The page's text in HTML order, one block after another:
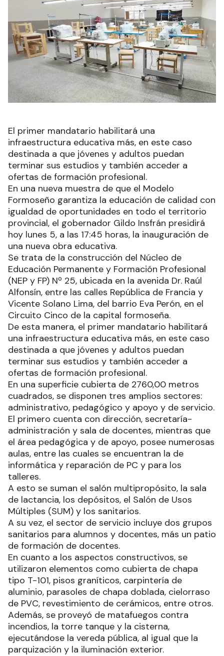
El primer mandatario habilitará una
infraestructura educativa más, en este caso
destinada a que jóvenes y adultos puedan
terminar sus estudios y también acceder a
ofertas de formación profesional.
En una nueva muestra de que el Modelo
Formoseño garantiza la educación de calidad con
igualdad de oportunidades en todo el territorio
provincial, el gobernador Gildo Insfrán presidirá
hoy lunes 5, a las 17:45 horas, la inauguración de
una nueva obra educativa.
Se trata de la construcción del Núcleo de
Educación Permanente y Formación Profesional
(NEP y FP) Nº 25, ubicada en la avenida Dr. Raúl
Alfonsín, entre las calles República de Francia y
Vicente Solano Lima, del barrio Eva Perón, en el
Circuito Cinco de la capital formoseña.
De esta manera, el primer mandatario habilitará
una infraestructura educativa más, en este caso
destinada a que jóvenes y adultos puedan
terminar sus estudios y también acceder a
ofertas de formación profesional.
En una superficie cubierta de 2760,00 metros
cuadrados, se disponen tres amplios sectores:
administrativo, pedagógico y apoyo y de servicio.
El primero cuenta con dirección, secretaría-
administración y sala de docentes, mientras que
el área pedagógica y de apoyo, posee numerosas
aulas, entre las cuales se encuentran la de
informática y reparación de PC y para los
talleres.
A esto se suman el salón multipropósito, la sala
de lactancia, los depósitos, el Salón de Usos
Múltiples (SUM) y los sanitarios.
A su vez, el sector de servicio incluye dos grupos
sanitarios para alumnos y docentes, más un patio
de formación de docentes.
En cuanto a los aspectos constructivos, se
utilizaron elementos como cubierta de chapa
tipo T-101, pisos graníticos, carpintería de
aluminio, parasoles de chapa doblada, cielorraso
de PVC, revestimiento de cerámicos, entre otros.
Además, se proveyó de matafuegos contra
incendios, la torre tanque y la cisterna,
ejecutándose la vereda pública, al igual que la
parquización y la iluminación exterior.